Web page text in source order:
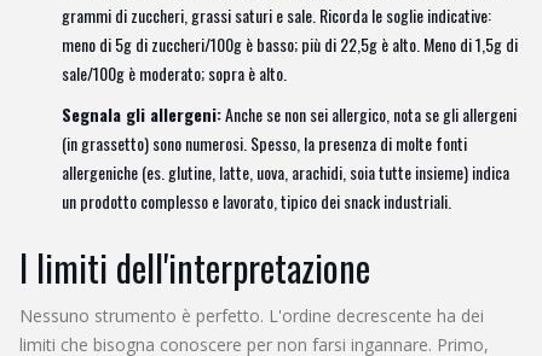
grammi di zuccheri, grassi saturi e sale. Ricorda le soglie indicative:
meno di 5g di zuccheri/100g è basso; più di 22,5g è alto. Meno di 1,5g di
sale/100g è moderato; sopra è alto.
Segnala gli allergeni:Anche se non sei allergico, nota se gli allergeni
(in grassetto) sono numerosi. Spesso, la presenza di molte fonti
allergeniche (es. glutine, latte, uova, arachidi, soia tutte insieme) indica
un prodotto complesso e lavorato, tipico dei snack industriali.
I limiti dell'interpretazione
Nessuno strumento è perfetto. L'ordine decrescente ha dei
limiti che bisogna conoscere per non farsi ingannare. Primo,